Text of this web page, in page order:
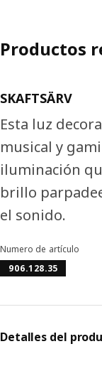
Productos
SKAFTSÄRV
Esta luz
musical y
iluminación
brillo
el sonido.
Numero de artículo
906.128.35
Detalles del